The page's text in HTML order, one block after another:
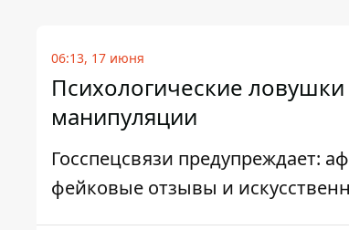
06:13, 17 июня
Психологические
манипуляции
Госспецсвязи предупреждает:
фейковые отзывы и